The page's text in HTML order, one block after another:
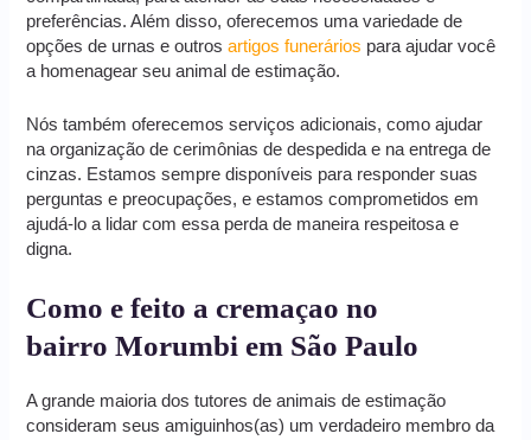
preferências. Além disso, oferecemos uma variedade de
opções de urnas e outrosartigos funerários para ajudar você
a homenagear seu animal de estimação.
Nós também oferecemos serviços adicionais, como ajudar
na organização de cerimônias de despedida e na entrega de
cinzas. Estamos sempre disponíveis para responder suas
perguntas e preocupações, e estamos comprometidos em
ajudá-lo a lidar com essa perda de maneira respeitosa e
digna.
Como e feito a cremaçao no
bairro Morumbi em São Paulo
A grande maioria dos tutores de animais de estimação
consideram seus amiguinhos(as) um verdadeiro membro da